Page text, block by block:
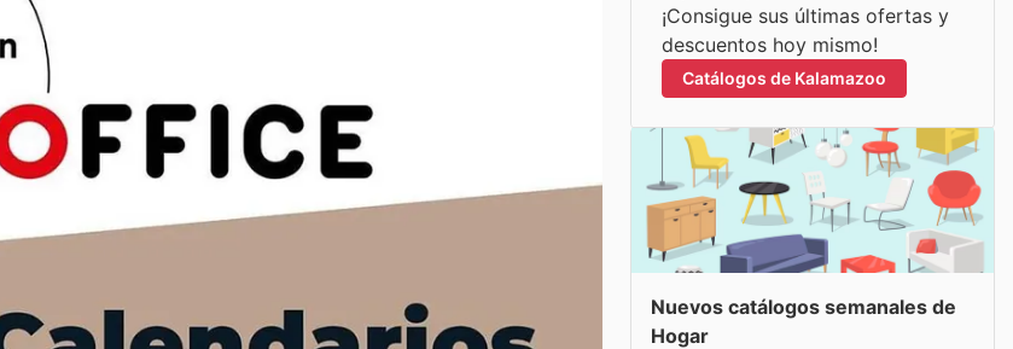
¡Consigue sus últimas ofertas y
descuentos hoy mismo!
Catálogos de Kalamazoo
Nuevos catálogos semanales de
Hogar